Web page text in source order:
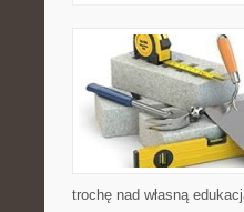
trochę nad własną